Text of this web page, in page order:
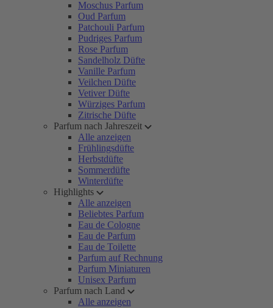
Moschus Parfum
Oud Parfum
Patchouli Parfum
Pudriges Parfum
Rose Parfum
Sandelholz Düfte
Vanille Parfum
Veilchen Düfte
Vetiver Düfte
Würziges Parfum
Zitrische Düfte
Parfum nach Jahreszeit
Alle anzeigen
Frühlingsdüfte
Herbstdüfte
Sommerdüfte
Winterdüfte
Highlights
Alle anzeigen
Beliebtes Parfum
Eau de Cologne
Eau de Parfum
Eau de Toilette
Parfum auf Rechnung
Parfum Miniaturen
Unisex Parfum
Parfum nach Land
Alle anzeigen